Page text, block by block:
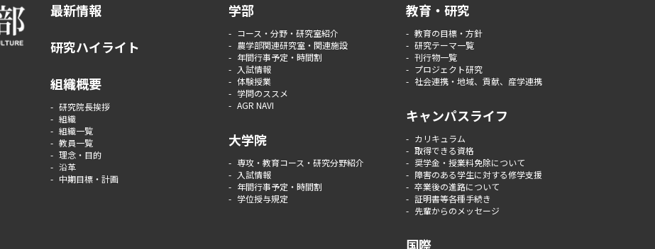
最新情報
研究ハイライト
組織概要
研究院長挨拶
組織
組織一覧
教員一覧
理念・目的
沿革
中期目標・計画
学部
コース・分野・研究室紹介
農学部関連研究室・関連施設
年間行事予定・時間割
入試情報
体験授業
学問のススメ
AGR NAVI
大学院
専攻・教育コース・研究分野紹介
入試情報
年間行事予定・時間割
学位授与規定
教育・研究
教育の目標・方針
研究テーマ一覧
刊行物一覧
プロジェクト研究
社会連携・地域、貢献、産学連携
キャンパスライフ
カリキュラム
取得できる資格
奨学金・授業料免除について
障害のある学生に対する修学支援
卒業後の進路について
証明書等各種手続き
先輩からのメッセージ
国際